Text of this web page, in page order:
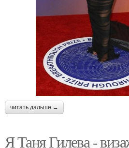
читать дальше →
Я Таня Гилева -